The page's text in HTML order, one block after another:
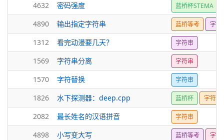
4632 密码强度 蓝桥杯STEMA
4890 输出指定字符串 蓝桥等考 字符
1312 看完动漫要几天？ 字符串
1569 字符串分离 字符串
1570 字符替换 字符串
1826 水下探测器：deep.cpp 蓝桥杯 字符串
2082 最长姓名的汉语拼音 字符串
4898 小写变大写 蓝桥等考 字符